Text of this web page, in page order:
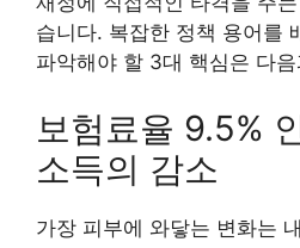
습니다. 복잡한 정책 용어를
파악해야 할 3대 핵심은 다
보험료율 9.5%
소득의 감소
가장 피부에 와닿는 변화는